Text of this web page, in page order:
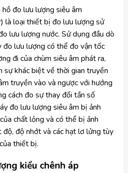
đo lưu lượng siêu âm
là loại thiết bị đo lưu lượng sử
lưu lượng nước. Sử dụng đầu dò
đo lưu lượng có thể đo vận tốc
đi của chùm siêu âm phát ra,
sự khác biệt về thời gian truyền
truyền vào và ngược với hướng
cách đo sự thay đổi tần số
đo lưu lượng siêu âm bị ảnh
chất lỏng và có thể bị ảnh
độ nhớt và các hạt lơ lửng tùy
thiết bị.
kiểu chênh áp